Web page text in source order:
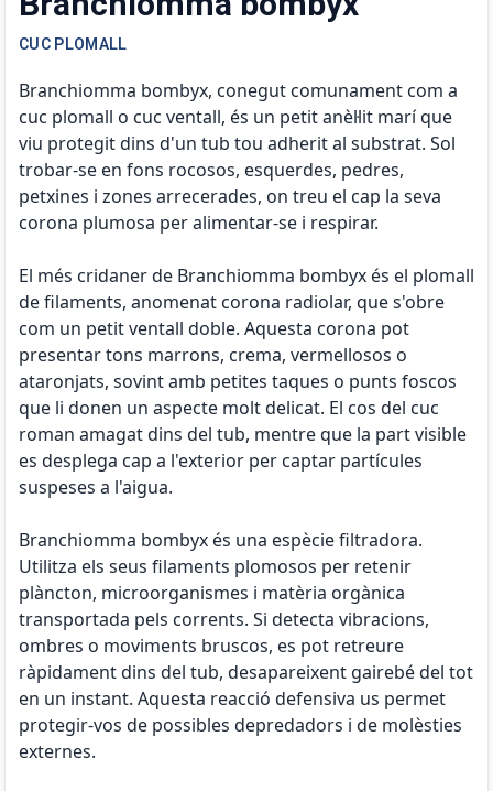
CUC PLOMALL
Branchiomma bombyx, conegut comunament com a
cuc plomall o cuc ventall, és un petit anèl·lit marí que
viu protegit dins d'un tub tou adherit al substrat. Sol
trobar-se en fons rocosos, esquerdes, pedres,
petxines i zones arrecerades, on treu el cap la seva
corona plumosa per alimentar-se i respirar.
El més cridaner de Branchiomma bombyx és el plomall
de filaments, anomenat corona radiolar, que s'obre
com un petit ventall doble. Aquesta corona pot
presentar tons marrons, crema, vermellosos o
ataronjats, sovint amb petites taques o punts foscos
que li donen un aspecte molt delicat. El cos del cuc
roman amagat dins del tub, mentre que la part visible
es desplega cap a l'exterior per captar partícules
suspeses a l'aigua.
Branchiomma bombyx és una espècie filtradora.
Utilitza els seus filaments plomosos per retenir
plàncton, microorganismes i matèria orgànica
transportada pels corrents. Si detecta vibracions,
ombres o moviments bruscos, es pot retreure
ràpidament dins del tub, desapareixent gairebé del tot
en un instant. Aquesta reacció defensiva us permet
protegir-vos de possibles depredadors i de molèsties
externes.